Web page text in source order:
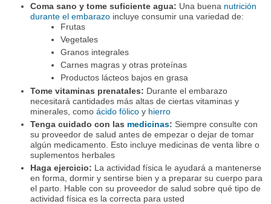
Coma sano y tome suficiente agua: Una buena nutrición
durante el embarazoincluye consumir una variedad de:
Frutas
Vegetales
Granos integrales
Carnes magras y otras proteínas
Productos lácteos bajos en grasa
Tome vitaminas prenatales: Durante el embarazo
necesitará cantidades más altas de ciertas vitaminas y
minerales, como ácido fólicoy hierro
Tenga cuidado con las medicinas: Siempre consulte con
su proveedor de salud antes de empezar o dejar de tomar
algún medicamento. Esto incluye medicinas de venta libre o
suplementos herbales
Haga ejercicio: La actividad física le ayudará a mantenerse
en forma, dormir y sentirse bien y a preparar su cuerpo para
el parto. Hable con su proveedor de salud sobre qué tipo de
actividad física es la correcta para usted